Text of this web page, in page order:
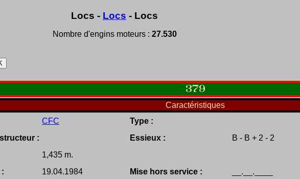
Locs - Locs - Locs
Nombre d'engins moteurs : 27.530
379
Caractéristiques
CFC
Type :
:
Essieux :
B - B + 2 - 2
1,435 m.
19.04.1984 Mise hors service :
__.__.____